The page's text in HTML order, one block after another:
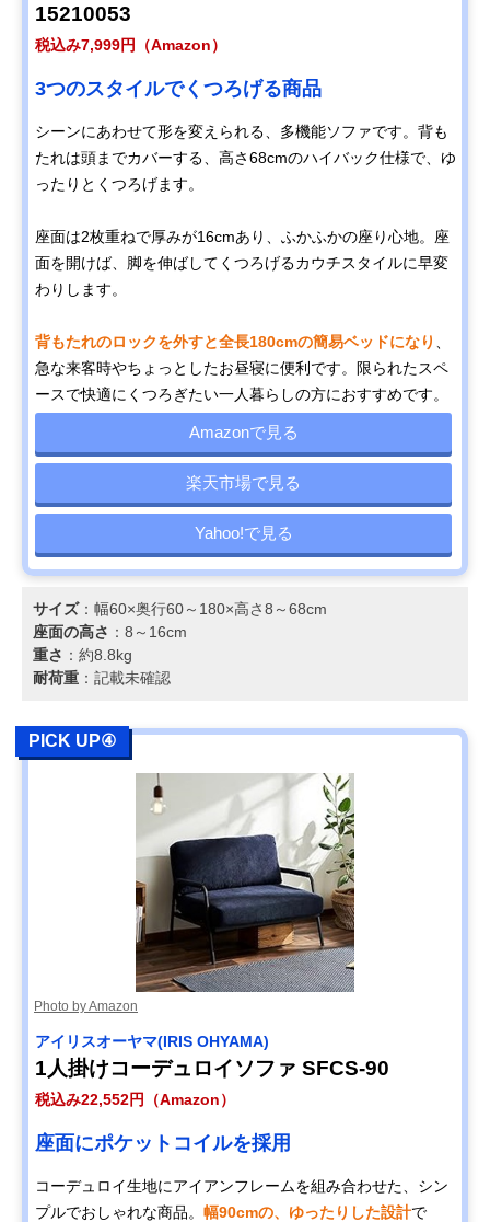
15210053
税込み7,999円（Amazon）
3つのスタイルでくつろげる商品
シーンにあわせて形を変えられる、多機能ソファです。背も
たれは頭までカバーする、高さ68cmのハイバック仕様で、ゆ
ったりとくつろげます。
座面は2枚重ねで厚みが16cmあり、ふかふかの座り心地。座
面を開けば、脚を伸ばしてくつろげるカウチスタイルに早変
わりします。
背もたれのロックを外すと全長180cmの簡易ベッドになり
急な来客時やちょっとしたお昼寝に便利です。限られたスペ
ースで快適にくつろぎたい一人暮らしの方におすすめです。
Amazonで見る
楽天市場で見る
Yahoo!で見る
サイズ：幅60×奥行60～180×高さ8～68cm
座面の高さ ：8～16cm
重さ ：約8.8kg
耐荷重 ：記載未確認
PICK UP④
Photo by Amazon
アイリスオーヤマ(IRIS OHYAMA)
1人掛けコーデュロイソファ SFCS-90
税込み22,552円（Amazon）
座面にポケットコイルを採用
コーデュロイ生地にアイアンフレームを組み合わせた、シン
プルでおしゃれな商品。 幅90cmの、ゆったりした設計で